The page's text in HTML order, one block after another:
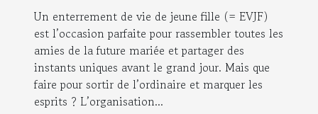
Un enterrement de vie de jeune fille (= EVJF)
est l’occasion parfaite pour rassembler toutes les
amies de la future mariée et partager des
instants uniques avant le grand jour. Mais que
faire pour sortir de l’ordinaire et marquer les
esprits ? L’organisation...